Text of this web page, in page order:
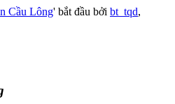
Cầu Lông' bắt đầu bởi bt_tqd,